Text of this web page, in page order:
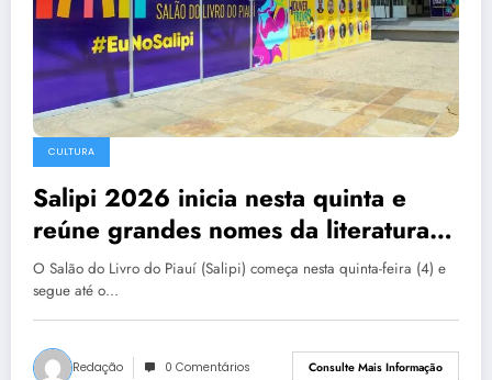
CULTURA
Salipi 2026 inicia nesta quinta e
reúne grandes nomes da literatura
nacional
O Salão do Livro do Piauí (Salipi) começa nesta quinta-feira (4) e
segue até o…
Redação 0 Comentários Consulte Mais Informação